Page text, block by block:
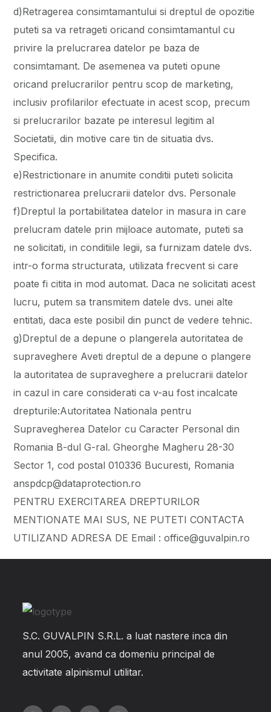
d)Retragerea consimtamantului si dreptul de opozitie
puteti sa va retrageti oricand consimtamantul cu
privire la prelucrarea datelor pe baza de
consimtamant. De asemenea va puteti opune
oricand prelucrarilor pentru scop de marketing,
inclusiv profilarilor efectuate in acest scop, precum
si prelucrarilor bazate pe interesul legitim al
Societatii, din motive care tin de situatia dvs.
Specifica.
e)Restrictionare in anumite conditii puteti solicita
restrictionarea prelucrarii datelor dvs. Personale
f)Dreptul la portabilitatea datelor in masura in care
prelucram datele prin mijloace automate, puteti sa
ne solicitati, in conditiile legii, sa furnizam datele dvs.
intr-o forma structurata, utilizata frecvent si care
poate fi citita in mod automat. Daca ne solicitati acest
lucru, putem sa transmitem datele dvs. unei alte
entitati, daca este posibil din punct de vedere tehnic.
g)Dreptul de a depune o plangerela autoritatea de
supraveghere Aveti dreptul de a depune o plangere
la autoritatea de supraveghere a prelucrarii datelor
in cazul in care considerati ca v-au fost incalcate
drepturile:Autoritatea Nationala pentru
Supravegherea Datelor cu Caracter Personal din
Romania B-dul G-ral. Gheorghe Magheru 28-30
Sector 1, cod postal 010336 Bucuresti, Romania
anspdcp@dataprotection.ro
PENTRU EXERCITAREA DREPTURILOR
MENTIONATE MAI SUS, NE PUTETI CONTACTA
UTILIZAND ADRESA DE Email : office@guvalpin.ro
S.C. GUVALPIN S.R.L. a luat nastere inca din
anul 2005, avand ca domeniu principal de
activitate alpinismul utilitar.